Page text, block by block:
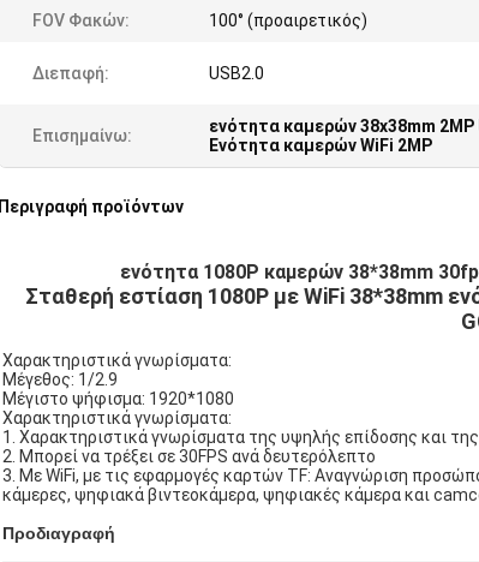
FOV Φακών: 100° (προαιρετικός)
Διεπαφή: USB2.0
Επισημαίνω: ενότητα καμερών 38x38mm 2MP
Ενότητα καμερών WiFi 2MP
Περιγραφή προϊόντων
ενότητα 1080P καμερών 38*38mm
Σταθερή εστίαση 1080P με WiFi 38*38mm
Χαρακτηριστικά γνωρίσματα:
Μέγεθος: 1/2.9
Μέγιστο ψήφισμα: 1920*1080
Χαρακτηριστικά γνωρίσματα:
1. Χαρακτηριστικά γνωρίσματα της υψηλής επίδοσης και
2. Μπορεί να τρέξει σε 30FPS ανά δευτερόλεπτο
3. Με WiFi, με τις εφαρμογές καρτών TF: Αναγνώριση
κάμερες, ψηφιακά βιντεοκάμερα, ψηφιακές κάμερα και
Προδιαγραφή